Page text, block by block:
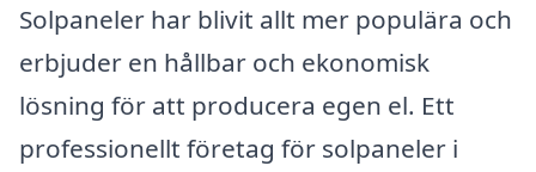
Solpaneler har blivit allt mer populära och
erbjuder en hållbar och ekonomisk
lösning för att producera egen el. Ett
professionellt företag för solpaneler i